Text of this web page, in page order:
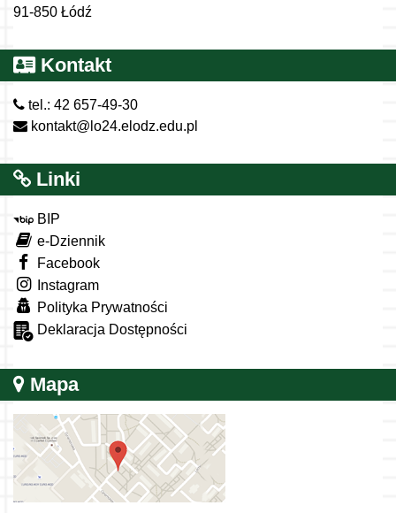
91-850 Łódź
Kontakt
tel.: 42 657-49-30
kontakt@lo24.elodz.edu.pl
Linki
BIP
e-Dziennik
Facebook
Instagram
Polityka Prywatności
Deklaracja Dostępności
Mapa